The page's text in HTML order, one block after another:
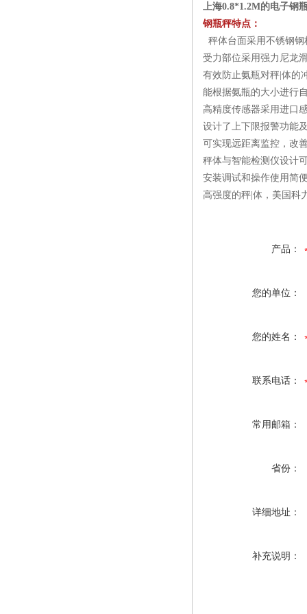
上海0.8*1.2M的电子钢
钢瓶秤特点：
秤体台面采用不锈钢
受力部位采用强力尼龙
有效防止氨瓶对秤|体的
能根据氨瓶的大小进行
高精度传感器采用进口
设计了上下限报警功能
可实现远距离监控，改
秤体与智能检测仪设计
安装调试和操作使用简
高强度的秤|体，美国科
产品：
您的单位：
您的姓名：
联系电话：
常用邮箱：
省份：
详细地址：
补充说明：